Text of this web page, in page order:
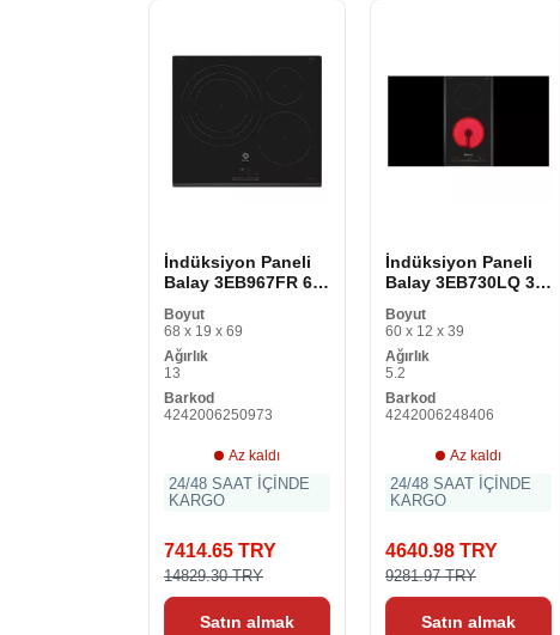
İndüksiyon Paneli
Balay 3EB967FR 60
Boyut
68 x 19 x 69
Ağırlık
13
Barkod
4242006250973
Az kaldı
24/48 SAAT İÇİNDE
KARGO
7414.65 TRY
14829.30 TRY
Satın almak
İndüksiyon Paneli
Balay 3EB730LQ 30
Boyut
60 x 12 x 39
Ağırlık
5.2
Barkod
4242006248406
Az kaldı
24/48 SAAT İÇİNDE
KARGO
4640.98 TRY
9281.97 TRY
Satın almak